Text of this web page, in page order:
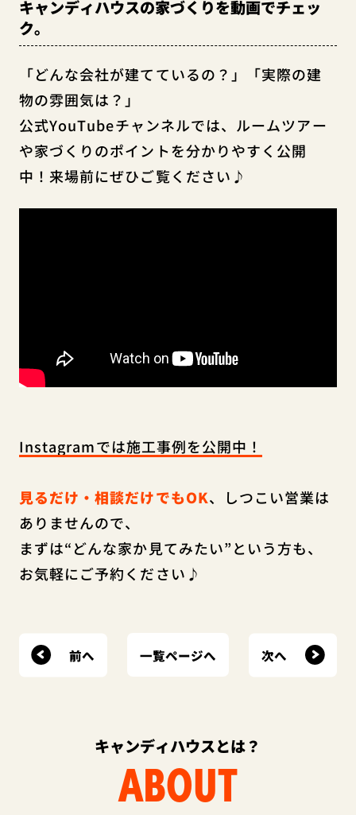
キャンディハウスの家づくりを動画でチェッ
ク。
「どんな会社が建てているの？」「実際の建
物の雰囲気は？」
公式YouTubeチャンネルでは、ルームツアー
や家づくりのポイントを分かりやすく公開
中！来場前にぜひご覧ください♪
Instagramでは施工事例を公開中！
見るだけ・相談だけでもOK、しつこい営業は
ありませんので、
まずは“どんな家か見てみたい”という方も、
お気軽にご予約ください♪
前へ 一覧ページへ 次へ
キャンディハウスとは？
ABOUT